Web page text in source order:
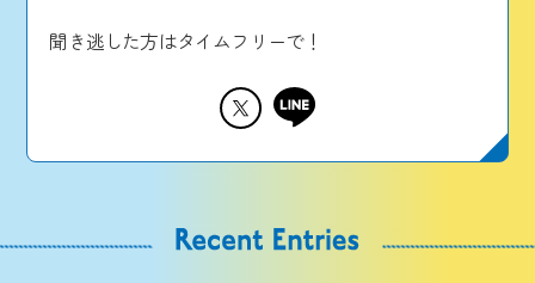
聞き逃した方はタイムフリーで！